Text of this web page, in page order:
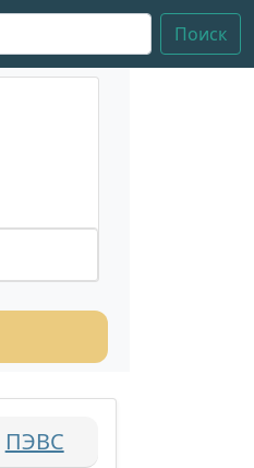
Поиск
ПЭВС